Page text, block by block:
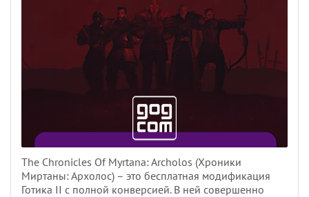
The Chronicles Of Myrtana: Archolos (Хроники
Миртаны: Архолос) – это бесплатная модификация
Готика II с полной конверсией. В ней совершенно